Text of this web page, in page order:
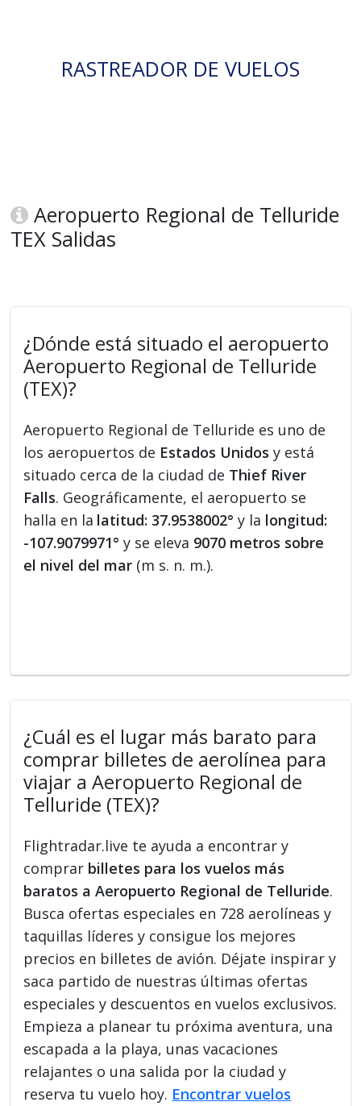
RASTREADOR DE VUELOS
Aeropuerto Regional de Telluride
TEX Salidas
¿Dónde está situado el aeropuerto
Aeropuerto Regional de Telluride
(TEX)?
Aeropuerto Regional de Telluride es uno de
los aeropuertos de Estados Unidos y está
situado cerca de la ciudad de Thief River
Falls. Geográficamente, el aeropuerto se
halla en la latitud: 37.9538002° y la longitud:
-107.9079971° y se eleva 9070 metros sobre
el nivel del mar (m s. n. m.).
¿Cuál es el lugar más barato para
comprar billetes de aerolínea para
viajar a Aeropuerto Regional de
Telluride (TEX)?
Flightradar.live te ayuda a encontrar y
comprar billetes para los vuelos más
baratos a Aeropuerto Regional de Telluride.
Busca ofertas especiales en 728 aerolíneas y
taquillas líderes y consigue los mejores
precios en billetes de avión. Déjate inspirar y
saca partido de nuestras últimas ofertas
especiales y descuentos en vuelos exclusivos.
Empieza a planear tu próxima aventura, una
escapada a la playa, unas vacaciones
relajantes o una salida por la ciudad y
reserva tu vuelo hoy. Encontrar vuelos